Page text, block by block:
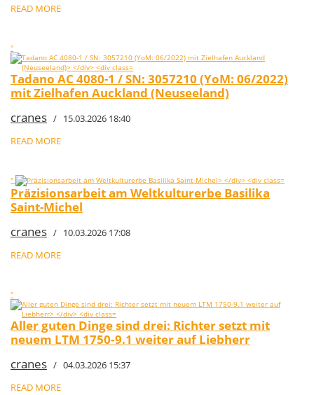
READ MORE
"
Tadano AC 4080-1 / SN: 3057210 (YoM: 06/2022)
mit Zielhafen Auckland (Neuseeland)
cranes / 15.03.2026 18:40
READ MORE
"
Präzisionsarbeit am Weltkulturerbe Basilika
Saint-Michel
cranes / 10.03.2026 17:08
READ MORE
"
Aller guten Dinge sind drei: Richter setzt mit
neuem LTM 1750‑9.1 weiter auf Liebherr
cranes / 04.03.2026 15:37
READ MORE